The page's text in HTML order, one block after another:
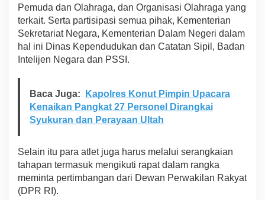
Pemuda dan Olahraga, dan Organisasi Olahraga yang
terkait. Serta partisipasi semua pihak, Kementerian
Sekretariat Negara, Kementerian Dalam Negeri dalam
hal ini Dinas Kependudukan dan Catatan Sipil, Badan
Intelijen Negara dan PSSI.
Baca Juga:
Kapolres Konut Pimpin Upacara
Kenaikan Pangkat 27 Personel Dirangkai
Syukuran dan Perayaan Ultah
Selain itu para atlet juga harus melalui serangkaian
tahapan termasuk mengikuti rapat dalam rangka
meminta pertimbangan dari Dewan Perwakilan Rakyat
(DPR RI).